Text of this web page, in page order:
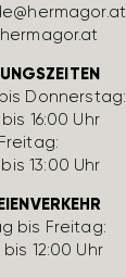
Donnerstag:
16:00 Uhr
Freitag:
13:00 Uhr
bis Freitag:
12:00 Uhr